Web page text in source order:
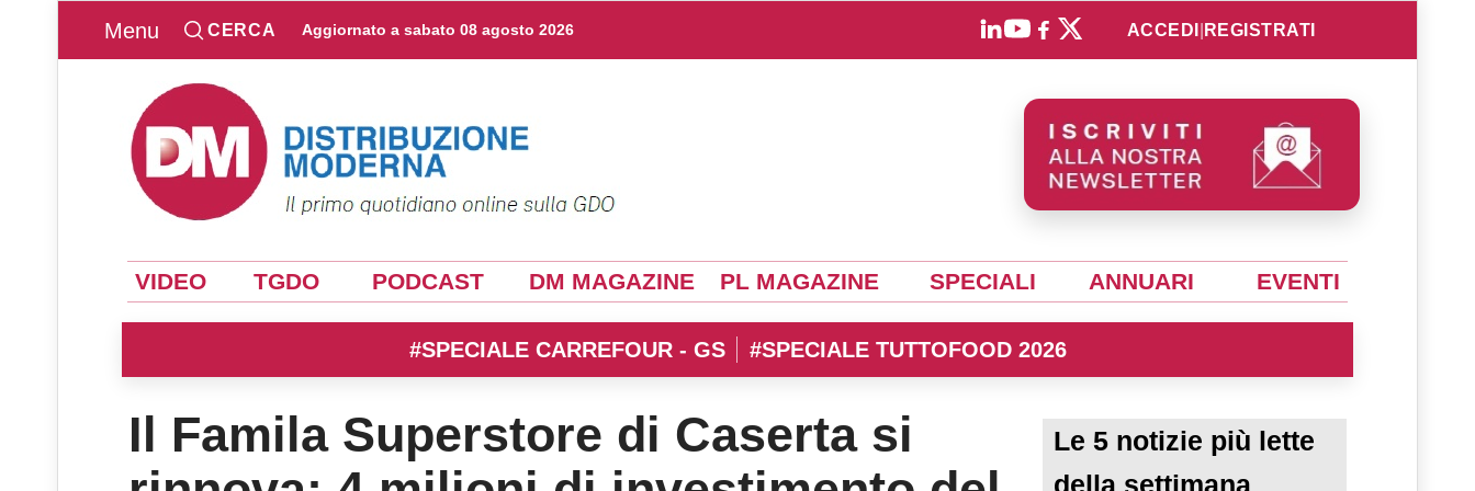
Menu CERCA Aggiornato a sabato 08 agosto 2026 ACCEDI REGISTRATI
VIDEO TGDO PODCAST DM MAGAZINE PL MAGAZINE SPECIALI ANNUARI EVENTI
#SPECIALE CARREFOUR - GS #SPECIALE TUTTOFOOD 2026
Il Famila Superstore di Caserta si
Le 5 notizie più lette
della settimana